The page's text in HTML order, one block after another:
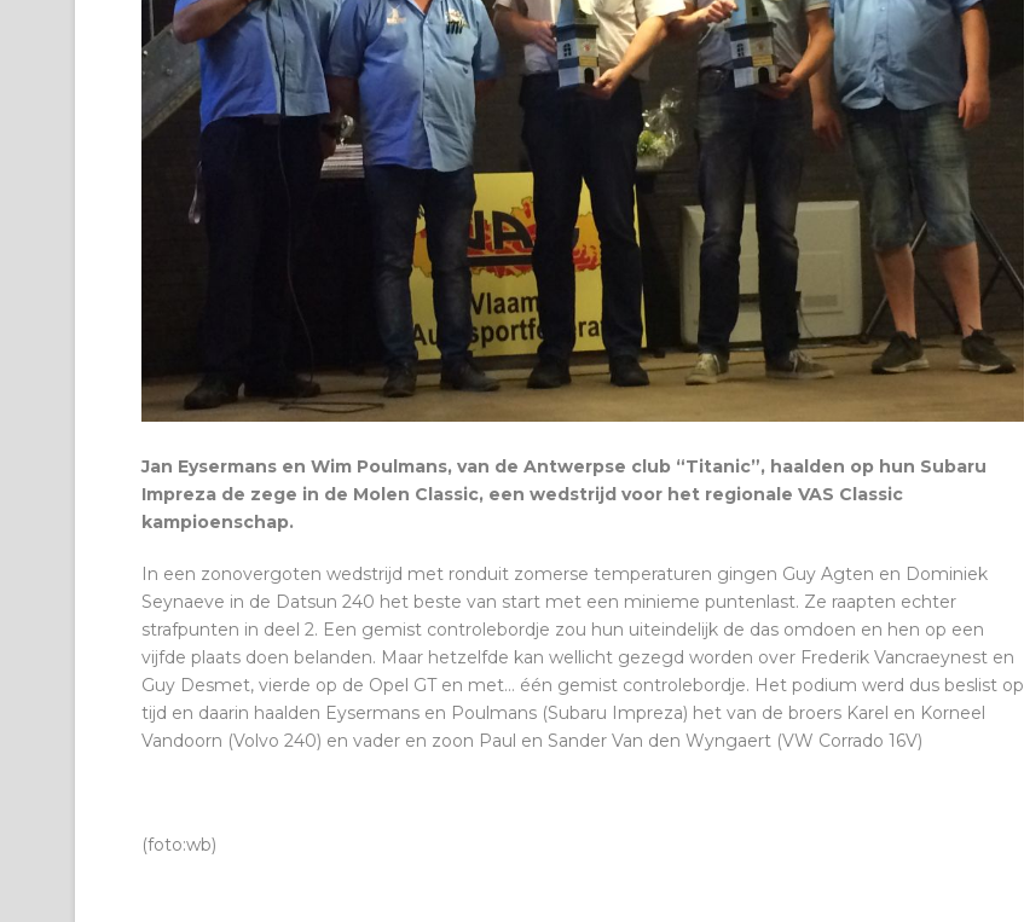
Jan Eysermans en Wim Poulmans, van de Antwerpse club “Titanic”, haalden op hun Subaru
Impreza de zege in de Molen Classic, een wedstrijd voor het regionale VAS Classic
kampioenschap.
In een zonovergoten wedstrijd met ronduit zomerse temperaturen gingen Guy Agten en Dominiek
Seynaeve in de Datsun 240 het beste van start met een minieme puntenlast. Ze raapten echter
strafpunten in deel 2. Een gemist controlebordje zou hun uiteindelijk de das omdoen en hen op een
vijfde plaats doen belanden. Maar hetzelfde kan wellicht gezegd worden over Frederik Vancraeynest en
Guy Desmet, vierde op de Opel GT en met… één gemist controlebordje. Het podium werd dus beslist op
tijd en daarin haalden Eysermans en Poulmans (Subaru Impreza) het van de broers Karel en Korneel
Vandoorn (Volvo 240) en vader en zoon Paul en Sander Van den Wyngaert (VW Corrado 16V)
(foto:wb)